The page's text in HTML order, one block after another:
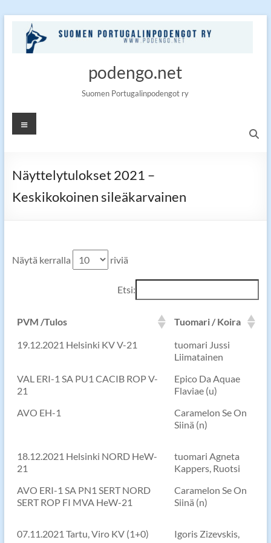
content
podengo.net
Suomen Portugalinpodengot ry
Valikko
Näyttelytulokset 2021 –
Keskikokoinen sileäkarvainen
Näytä kerralla riviä
Etsi:
PVM /Tulos
Tuomari / Koira
19.12.2021 Helsinki KV V-21
tuomari Jussi
Liimatainen
VAL ERI-1 SA PU1 CACIB ROP V-
21
Epico Da Aquae
Flaviae (u)
AVO EH-1
Caramelon Se On
Siinä (n)
18.12.2021 Helsinki NORD HeW-
21
tuomari Agneta
Kappers, Ruotsi
AVO ERI-1 SA PN1 SERT NORD
SERT ROP FI MVA HeW-21
Caramelon Se On
Siinä (n)
07.11.2021 Tartu, Viro KV (1+0)
Igoris Zizevskis,